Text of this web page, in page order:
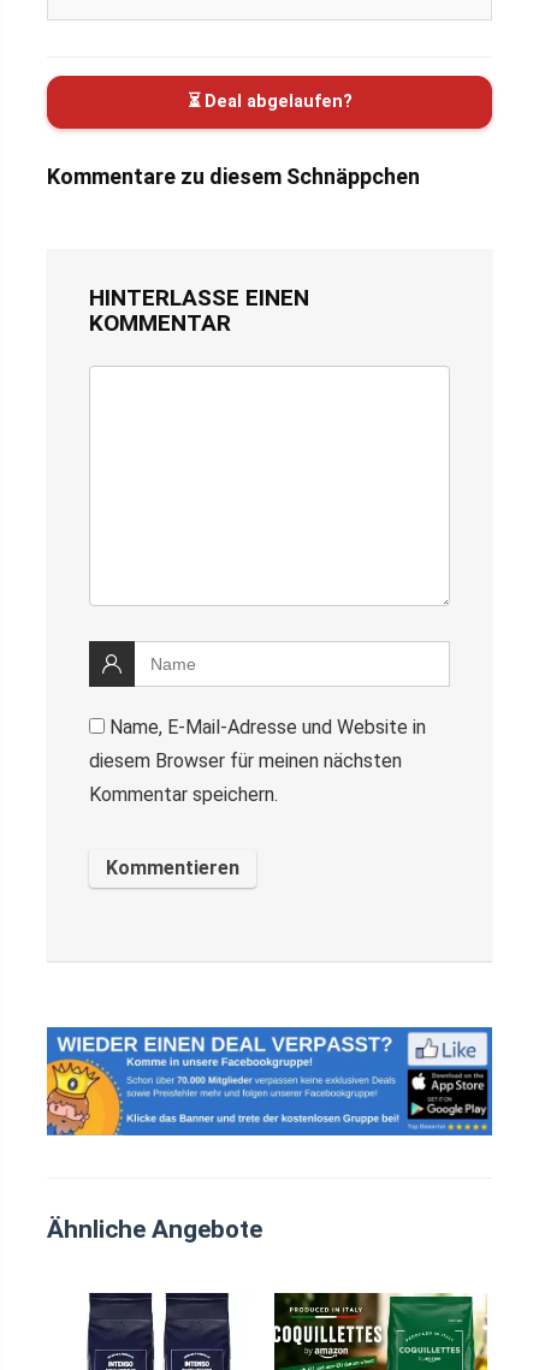
⏳ Deal abgelaufen?
Kommentare zu diesem Schnäppchen
HINTERLASSE EINEN
KOMMENTAR
Name, E-Mail-Adresse und Website in
diesem Browser für meinen nächsten
Kommentar speichern.
Ähnliche Angebote